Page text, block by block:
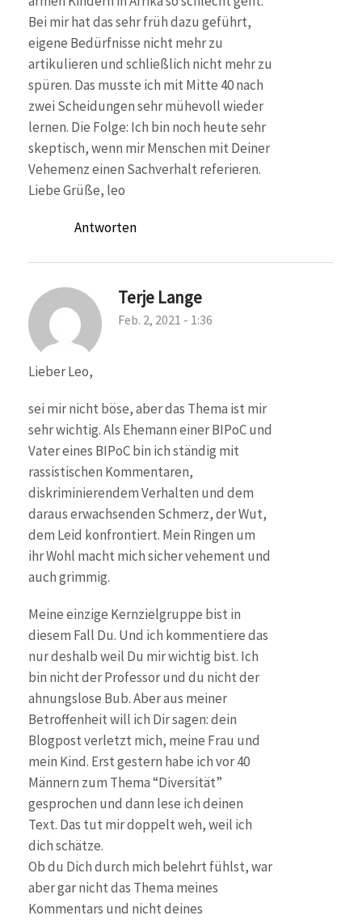
Bei mir hat das sehr früh dazu geführt,
eigene Bedürfnisse nicht mehr zu
artikulieren und schließlich nicht mehr zu
spüren. Das musste ich mit Mitte 40 nach
zwei Scheidungen sehr mühevoll wieder
lernen. Die Folge: Ich bin noch heute sehr
skeptisch, wenn mir Menschen mit Deiner
Vehemenz einen Sachverhalt referieren.
Liebe Grüße, leo
Antworten
Terje Lange
Feb. 2, 2021 - 1:36
Lieber Leo,
sei mir nicht böse, aber das Thema ist mir
sehr wichtig. Als Ehemann einer BIPoC und
Vater eines BIPoC bin ich ständig mit
rassistischen Kommentaren,
diskriminierendem Verhalten und dem
daraus erwachsenden Schmerz, der Wut,
dem Leid konfrontiert. Mein Ringen um
ihr Wohl macht mich sicher vehement und
auch grimmig.
Meine einzige Kernzielgruppe bist in
diesem Fall Du. Und ich kommentiere das
nur deshalb weil Du mir wichtig bist. Ich
bin nicht der Professor und du nicht der
ahnungslose Bub. Aber aus meiner
Betroffenheit will ich Dir sagen: dein
Blogpost verletzt mich, meine Frau und
mein Kind. Erst gestern habe ich vor 40
Männern zum Thema “Diversität”
gesprochen und dann lese ich deinen
Text. Das tut mir doppelt weh, weil ich
dich schätze.
Ob du Dich durch mich belehrt fühlst, war
aber gar nicht das Thema meines
Kommentars und nicht deines